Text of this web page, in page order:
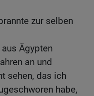
zur selben
Ägypten
an und
sehen, das ich
habe,